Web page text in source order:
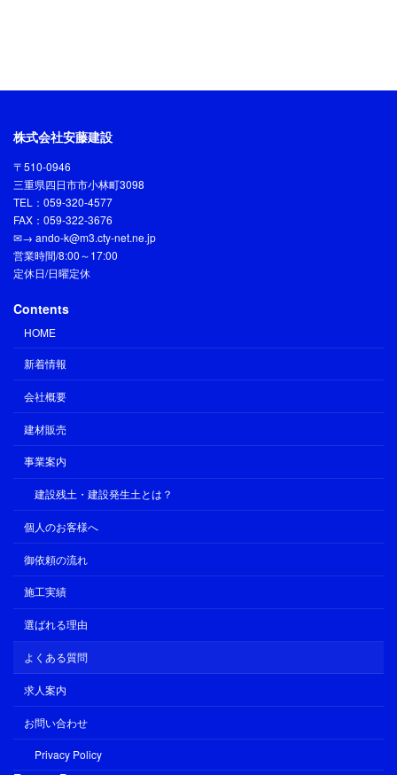
株式会社安藤建設
〒510-0946
三重県四日市市小林町3098
TEL：059-320-4577
FAX：059-322-3676
✉→ ando-k@m3.cty-net.ne.jp
営業時間/8:00～17:00
定休日/日曜定休
Contents
HOME
新着情報
会社概要
建材販売
事業案内
建設残土・建設発生土とは？
個人のお客様へ
御依頼の流れ
施工実績
選ばれる理由
よくある質問
求人案内
お問い合わせ
Privacy Policy